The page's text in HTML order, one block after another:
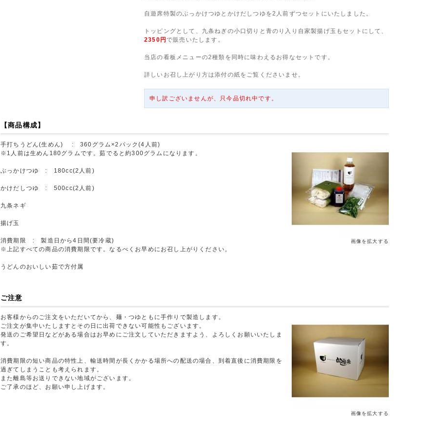
自遊席特製のぶっかけつゆとかけだしつゆを2人前ずつセットにいたしました。
トッピングとして、九条ねぎの小口切りと青のり入り自家製揚げ玉もセットにして、
2350円 で販売いたします。
当店の看板メニューの2種類を同時に味わえるお得なセットです。
詳しいお召し上がり方は添付の紙をご覧くださいませ。
申し訳ございませんが、只今品切れ中です。
【商品構成】
手打ちうどん(生めん) : 360グラム×2パック(4人前)
※1人前は生めん180グラムです。茹でると約300グラムになります。
ぶっかけつゆ : 180cc(2人前)
かけだしつゆ : 500cc(2人前)
九条ネギ
揚げ玉
消費期限 : 製造日から4日間(要冷蔵)
※上記すべての商品の消費期限です。なるべくお早めにお召し上がりください。
うどんのおいしい茹で方付属
画像を拡大する
ご注意
お客様からのご注文をいただいてから、麺・つゆともに手作りで製造します。
ご注文が集中いたしますとその日に出荷できない可能性もございます。
発送のご希望日などがある場合はお早めにご注文していただきますよう、よろしくお願いいたしま
す。
消費期限の短い商品の特性上、輸送時間が長くかかる場所への配送の場合、到着直後に消費期限を
過ぎてしまうことも考えられます。
また離島等お送りできない地域がございます。
ご了承のほど、お願い申し上げます。
画像を拡大する